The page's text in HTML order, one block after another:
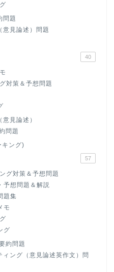
問題
意見論述）問題
40
対策＆予想問題
見論述）
問題
キング)
57
グ対策＆予想問題
予想問題＆解説
題集
モ
グ
約問題
ィング（意見論述英作文）問